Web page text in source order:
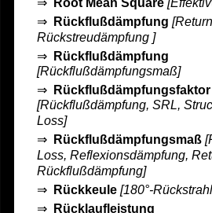
⇒
Root Mean Square
⇒
Rückflußdämpfung
Rückstreudämpfung ]
⇒
Rückflußdämpfung
[Rückflußdämpfungsmaß]
⇒
Rückflußdämpfungsfaktor
[Rückflußdämpfung, SRL,
Loss]
⇒
Rückflußdämpfungsmaß
Loss, Reflexionsdämpfung,
Rückflußdämpfung]
⇒
Rückkeule [180°-
⇒
Rücklaufleistung